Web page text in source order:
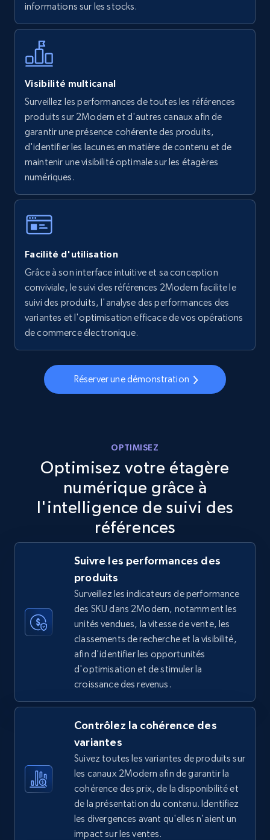
Walmart - products - Find new products by
using specific category URL
URL, Final price, Sku, Currency, Gtin,
more.
5.6K+ 876+ Commencer
Walmart - products - Collects products by
URL, Final price, Sku, Currency, Gtin,
more.
5.6K+ 876+ Commencer
Walmart - products - Discover products by
using sku numbers
URL, Final price, Sku, Currency, Gtin,
Specifications, Image urls, Top reviews, and
TikTok Shop
URL, Title, Available, Description, Currency, Initial
price, Final price, Discount percent, and more.
668+ Commencer
TikTok Shop - category
URL, Title, Available, Description, Currency, Initial
price, Final price, Discount percent, and more.
668+ Commencer
TikTok Shop - Collect TikTok shop products
by keywords search
URL, Title, Available, Description, Currency, Initial
price, Final price, Discount percent, and more.
informations sur les stocks.
Visibilité multicanal
Surveillez les performances de toutes les références
produits sur 2Modern et d'autres canaux afin de
garantir une présence cohérente des produits,
d'identifier les lacunes en matière de contenu et de
maintenir une visibilité optimale sur les étagères
numériques.
Facilité d'utilisation
Grâce à son interface intuitive et sa conception
conviviale, le suivi des références 2Modern facilite le
suivi des produits, l'analyse des performances des
variantes et l'optimisation efficace de vos opérations
de commerce électronique.
Réserver une démonstration
OPTIMISEZ
Optimisez votre étagère
numérique grâce à
l'intelligence de suivi des
références
Suivre les performances des
produits
Surveillez les indicateurs de performance
des SKU dans 2Modern, notamment les
unités vendues, la vitesse de vente, les
classements de recherche et la visibilité,
afin d'identifier les opportunités
d'optimisation et de stimuler la
croissance des revenus.
Contrôlez la cohérence des
variantes
Suivez toutes les variantes de produits sur
les canaux 2Modern afin de garantir la
cohérence des prix, de la disponibilité et
de la présentation du contenu. Identifiez
les divergences avant qu'elles n'aient un
impact sur les ventes.